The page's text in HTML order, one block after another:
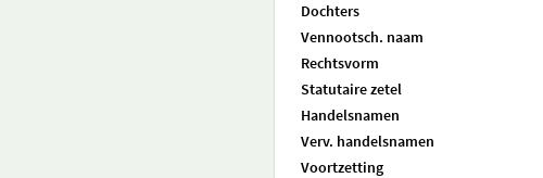
Dochters
Vennootsch. naam
Rechtsvorm
Statutaire zetel
Handelsnamen
Verv. handelsnamen
Voortzetting